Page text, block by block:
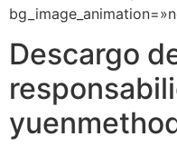
Descargo